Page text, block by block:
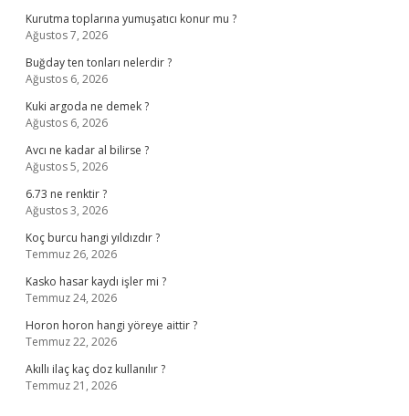
Kurutma toplarına yumuşatıcı konur mu ?
Ağustos 7, 2026
Buğday ten tonları nelerdir ?
Ağustos 6, 2026
Kuki argoda ne demek ?
Ağustos 6, 2026
Avcı ne kadar al bilirse ?
Ağustos 5, 2026
6.73 ne renktir ?
Ağustos 3, 2026
Koç burcu hangi yıldızdır ?
Temmuz 26, 2026
Kasko hasar kaydı işler mi ?
Temmuz 24, 2026
Horon horon hangi yöreye aittir ?
Temmuz 22, 2026
Akıllı ilaç kaç doz kullanılır ?
Temmuz 21, 2026